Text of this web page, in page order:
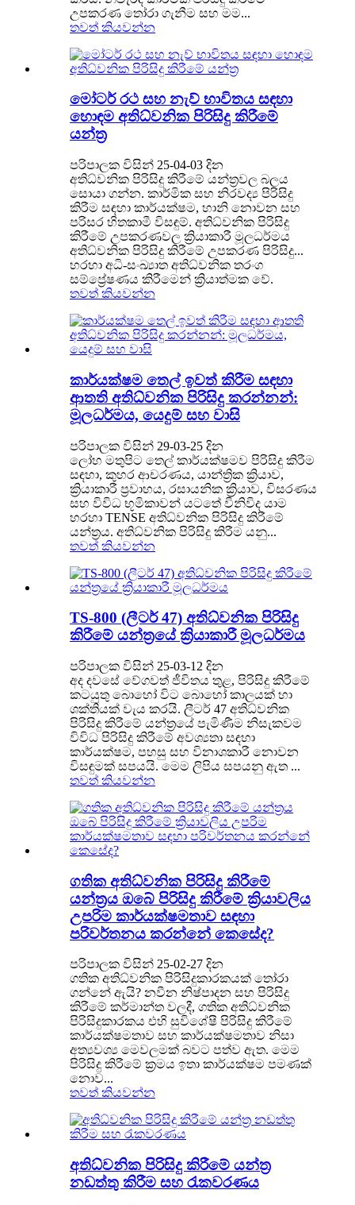
උපකරණ තෝරා ගැනීම සහ මම...
තවත් කියවන්න
මෝටර් රථ සහ නැව් භාවිතය සඳහා
හොඳම අතිධ්වනික පිරිසිදු කිරීමේ
යන්ත්‍ර
පරිපාලක විසින් 25-04-03 දින
අතිධ්වනික පිරිසිදු කිරීමේ යන්ත්‍රවල බලය
සොයා ගන්න. කාර්මික සහ නිරවද්‍ය පිරිසිදු
කිරීම සඳහා කාර්යක්ෂම, හානි නොවන සහ
පරිසර හිතකාමී විසඳුම්. අතිධ්වනික පිරිසිදු
කිරීමේ උපකරණවල ක්‍රියාකාරී මූලධර්මය
අතිධ්වනික පිරිසිදු කිරීමේ උපකරණ පිරිසිදු...
හරහා අධි-සංඛ්‍යාත අතිධ්වනික තරංග
සම්ප්‍රේෂණය කිරීමෙන් ක්‍රියාත්මක වේ.
තවත් කියවන්න
කාර්යක්ෂම තෙල් ඉවත් කිරීම සඳහා
ආතති අතිධ්වනික පිරිසිදු කරන්නන්:
මූලධර්මය, යෙදුම් සහ වාසි
පරිපාලක විසින් 29-03-25 දින
ලෝහ මතුපිට තෙල් කාර්යක්ෂමව පිරිසිදු කිරීම
සඳහා, කුහර ආචරණය, යාන්ත්‍රික ක්‍රියාව,
ක්‍රියාකාරී ප්‍රවාහය, රසායනික ක්‍රියාව, විසරණය
සහ විවිධ භූමිකාවන් යටතේ විනිවිද යාම
හරහා TENSE අතිධ්වනික පිරිසිදු කිරීමේ
යන්ත්‍රය. අතිධ්වනික පිරිසිදු කිරීම යනු...
තවත් කියවන්න
TS-800 (ලීටර් 47) අතිධ්වනික පිරිසිදු
කිරීමේ යන්ත්‍රයේ ක්‍රියාකාරී මූලධර්මය
පරිපාලක විසින් 25-03-12 දින
අද දවසේ වේගවත් ජීවිතය තුළ, පිරිසිදු කිරීමේ
කටයුතු බොහෝ විට බොහෝ කාලයක් හා
ශක්තියක් වැය කරයි. ලීටර් 47 අතිධ්වනික
පිරිසිදු කිරීමේ යන්ත්‍රයේ පැමිණීම නිසැකවම
විවිධ පිරිසිදු කිරීමේ අවශ්‍යතා සඳහා
කාර්යක්ෂම, පහසු සහ විනාශකාරී නොවන
විසඳුමක් සපයයි. මෙම ලිපිය සපයනු ඇත ...
තවත් කියවන්න
ගතික අතිධ්වනික පිරිසිදු කිරීමේ
යන්ත්‍රය ඔබේ පිරිසිදු කිරීමේ ක්‍රියාවලිය
උපරිම කාර්යක්ෂමතාව සඳහා
පරිවර්තනය කරන්නේ කෙසේද?
පරිපාලක විසින් 25-02-27 දින
ගතික අතිධ්වනික පිරිසිදුකාරකයක් තෝරා
ගන්නේ ඇයි? නවීන නිෂ්පාදන සහ පිරිසිදු
කිරීමේ කර්මාන්ත වලදී, ගතික අතිධ්වනික
පිරිසිදුකාරකය එහි සුවිශේෂී පිරිසිදු කිරීමේ
කාර්යක්ෂමතාව සහ කාර්යක්ෂමතාව නිසා
අත්‍යවශ්‍ය මෙවලමක් බවට පත්ව ඇත. මෙම
පිරිසිදු කිරීමේ ක්‍රමය ඉතා කාර්යක්ෂම පමණක්
නොව...
තවත් කියවන්න
අතිධ්වනික පිරිසිදු කිරීමේ යන්ත්‍ර
නඩත්තු කිරීම සහ රැකවරණය